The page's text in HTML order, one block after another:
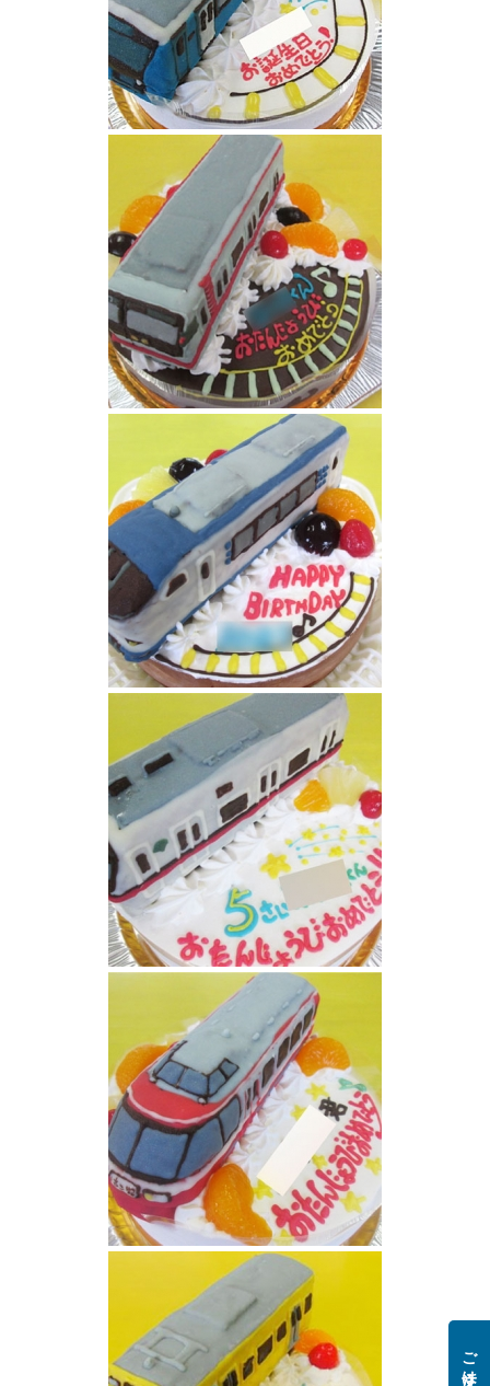
電車ケーキ静岡鉄道 A3000
特急電車はるか立体ケーキ
ロマンスカー電車ケーキ